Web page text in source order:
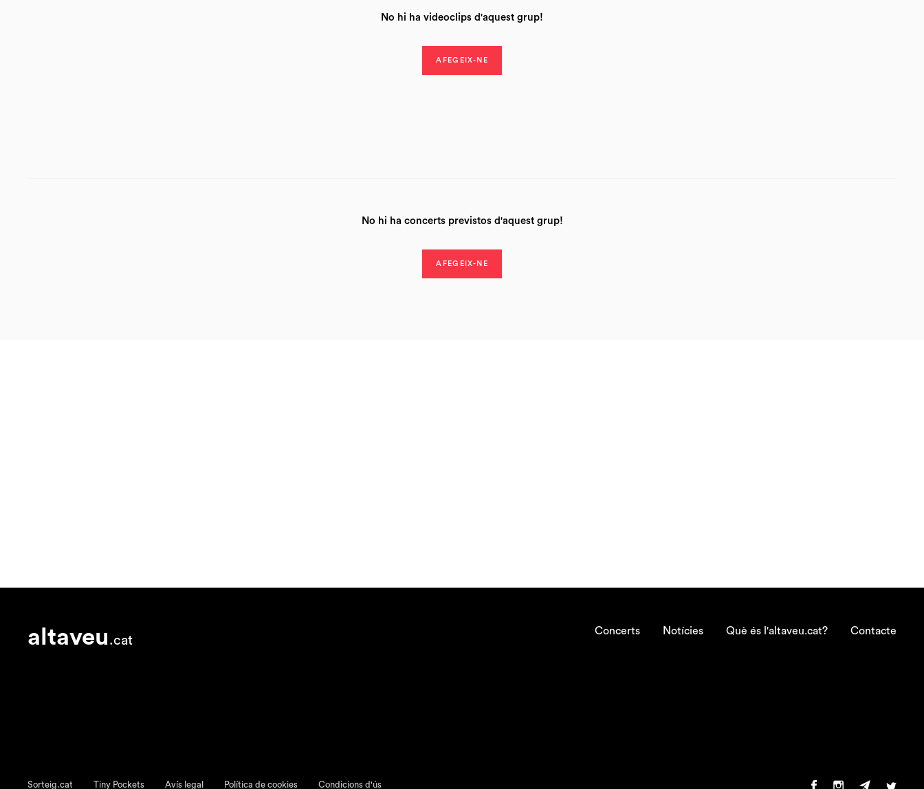
No hi ha videoclips d'aquest grup!
AFEGEIX-NE
No hi ha concerts previstos d'aquest grup!
AFEGEIX-NE
altaveu.cat
Concerts Notícies Què és l'altaveu.cat? Contacte
Sorteig.cat Tiny Pockets Avís legal Política de cookies Condicions d'ús